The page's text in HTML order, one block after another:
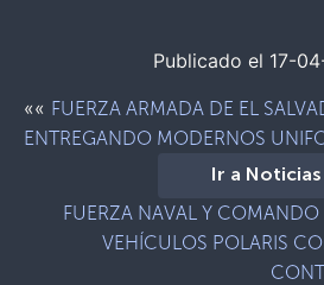
Publicado el 17-
«« FUERZA ARMADA DE EL
ENTREGANDO MODERNOS
Ir a Noticias
FUERZA NAVAL Y
VEHÍCULOS POLARIS